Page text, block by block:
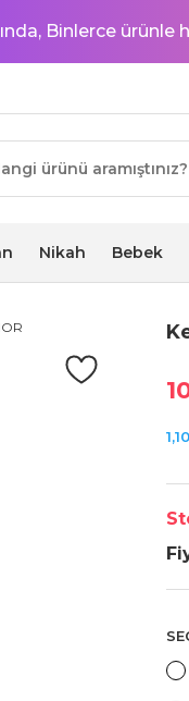
Binlerce ürünle
Nikah Bebek